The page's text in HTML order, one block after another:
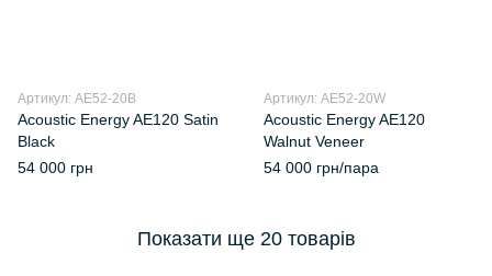
Артикул: AE52-20B
Acoustic Energy AE120 Satin
Black
54 000 грн
Артикул: AE52-20W
Acoustic Energy AE120
Walnut Veneer
54 000 грн/пара
Показати ще 20 товарів